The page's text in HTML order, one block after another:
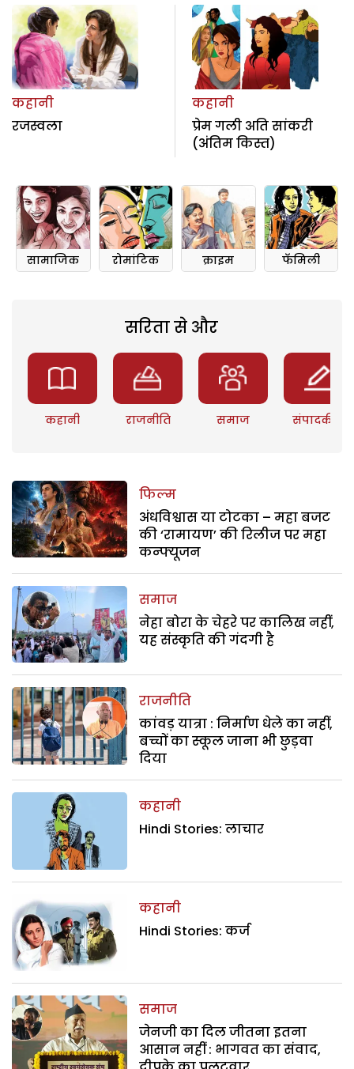
कहानी
रजस्वला
कहानी
प्रेम गली अति सांकरी
(अंतिम किस्त)
सामाजिक रोमांटिक क्राइम फॅमिली
सरिता से और
कहानी राजनीति समाज संपादकीय
फिल्म
अंधविश्वास या टोटका – महा बजट
की ‘रामायण’ की रिलीज पर महा
कन्फ्यूजन
समाज
नेहा बोरा के चेहरे पर कालिख नहीं,
यह संस्कृति की गंदगी है
राजनीति
कांवड़ यात्रा : निर्माण धेले का नहीं,
बच्चों का स्कूल जाना भी छुड़वा
दिया
कहानी
Hindi Stories: लाचार
कहानी
Hindi Stories: कर्ज
समाज
जेनजी का दिल जीतना इतना
आसान नहीं : भागवत का संवाद,